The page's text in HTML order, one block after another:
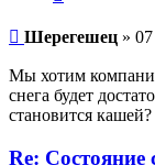
Шерегешец »
Мы хотим
снега будет
становится кашей?
Re: Состояние